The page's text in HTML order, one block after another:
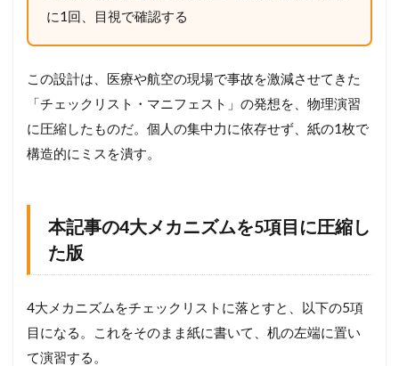
に1回、目視で確認する
この設計は、医療や航空の現場で事故を激減させてきた
「チェックリスト・マニフェスト」の発想を、物理演習
に圧縮したものだ。個人の集中力に依存せず、紙の1枚で
構造的にミスを潰す。
本記事の4大メカニズムを5項目に圧縮し
た版
4大メカニズムをチェックリストに落とすと、以下の5項
目になる。これをそのまま紙に書いて、机の左端に置い
て演習する。